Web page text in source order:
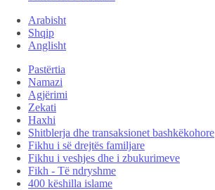
Arabisht
Shqip
Anglisht
Pastërtia
Namazi
Agjërimi
Zekati
Haxhi
Shitblerja dhe transaksionet bashkëkohore
Fikhu i së drejtës familjare
Fikhu i veshjes dhe i zbukurimeve
Fikh - Të ndryshme
400 këshilla islame